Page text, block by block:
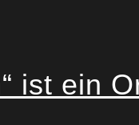
ist ein